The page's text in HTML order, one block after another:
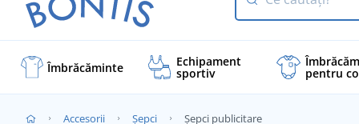
Îmbrăcăminte Echipament
sportiv pentru
Accesorii Șepci Șepci publicitare